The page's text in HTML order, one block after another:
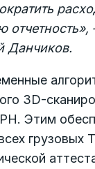
отчетность»,
Данчиков.
3D-
Этим